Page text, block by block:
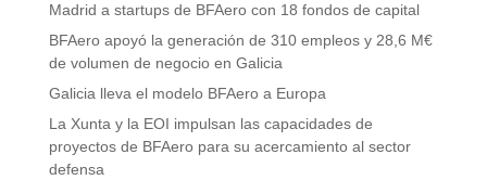
Madrid a startups de BFAero con 18 fondos de capital
BFAero apoyó la generación de 310 empleos y 28,6 M€
de volumen de negocio en Galicia
Galicia lleva el modelo BFAero a Europa
La Xunta y la EOI impulsan las capacidades de
proyectos de BFAero para su acercamiento al sector
defensa